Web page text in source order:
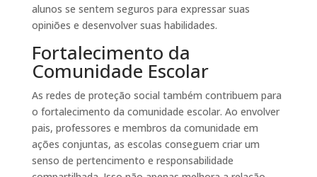
alunos se sentem seguros para expressar suas
opiniões e desenvolver suas habilidades.
Fortalecimento da
Comunidade Escolar
As redes de proteção social também contribuem para
o fortalecimento da comunidade escolar. Ao envolver
pais, professores e membros da comunidade em
ações conjuntas, as escolas conseguem criar um
senso de pertencimento e responsabilidade